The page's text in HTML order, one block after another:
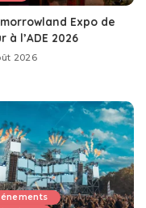
Expo de
à l’ADE 2026
2026